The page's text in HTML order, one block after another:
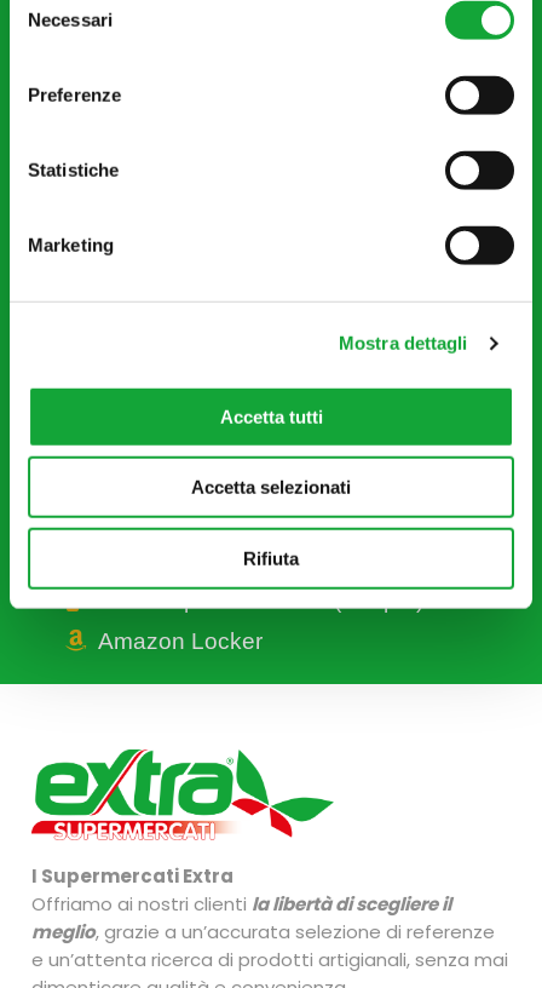
delNecessari
Preferenze
Statistiche
Marketing
Mostra dettagli
Accetta tutti
Accetta selezionati
Rifiuta
Surgelati sfusi
Macelleria confezionata
Pescheria
Parcheggio gratuito
Buoni pasto/ticket
Raccolta pile esauste
Smaltimento olio esausto
Amazon Locker
I Supermercati Extra
Offriamo ai nostri clienti la libertà di scegliere il
meglio, grazie a un’accurata selezione di referenze
e un’attenta ricerca di prodotti artigianali, senza mai